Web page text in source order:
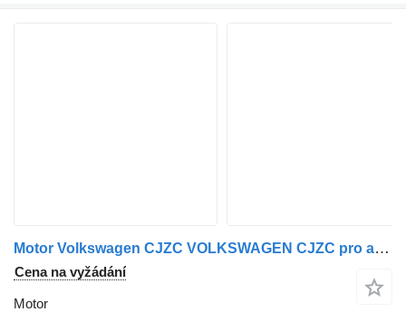
Motor Volkswagen CJZC VOLKSWAGEN CJZC pro automobilu Volkswagen
Cena na vyžádání
Motor